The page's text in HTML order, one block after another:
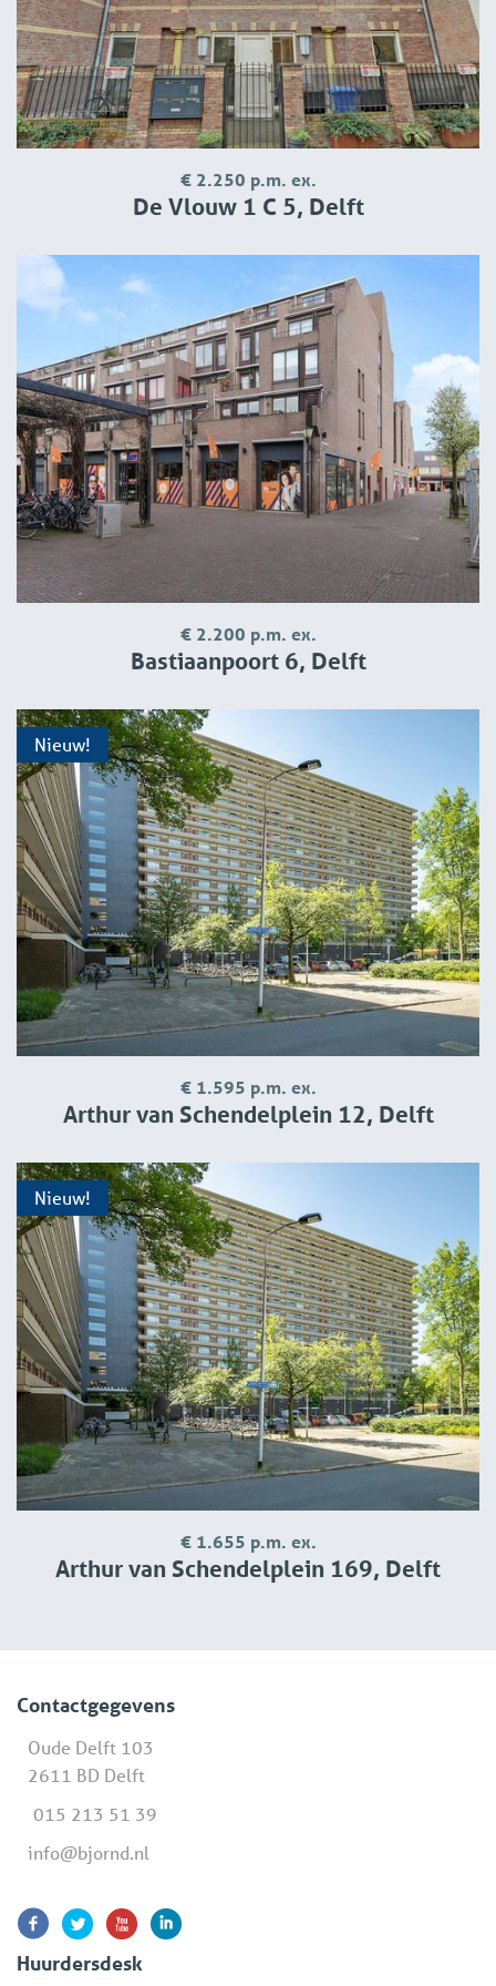
€ 2.250 p.m. ex.
De Vlouw 1 C 5, Delft
€ 2.200 p.m. ex.
Bastiaanpoort 6, Delft
Nieuw!
€ 1.595 p.m. ex.
Arthur van Schendelplein 12, Delft
Nieuw!
€ 1.655 p.m. ex.
Arthur van Schendelplein 169, Delft
Contactgegevens
Oude Delft 103
2611 BD Delft
015 213 51 39
info@bjornd.nl
Huurdersdesk